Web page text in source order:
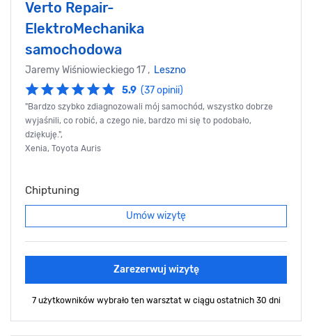
Verto Repair-
ElektroMechanika
samochodowa
Jaremy Wiśniowieckiego 17 , Leszno
5.9 (37 opinii)
"Bardzo szybko zdiagnozowali mój samochód, wszystko dobrze
wyjaśnili, co robić, a czego nie, bardzo mi się to podobało,
dziękuję.",
Xenia, Toyota Auris
Chiptuning
Umów wizytę
Zarezerwuj wizytę
7 użytkowników wybrało ten warsztat w ciągu ostatnich 30 dni